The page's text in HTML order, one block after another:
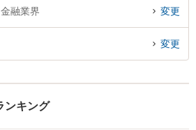
融業界 変更
変更
ンキング